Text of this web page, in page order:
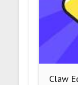
Claw